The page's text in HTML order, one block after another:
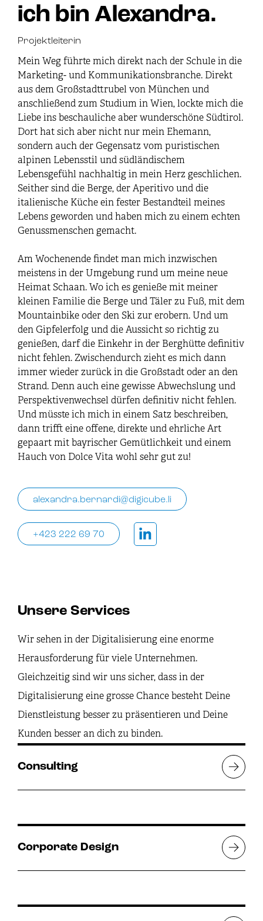
ich bin Alexandra.
Projektleiterin
Mein Weg führte mich direkt nach der Schule in die
Marketing- und Kommunikationsbranche. Direkt
aus dem Großstadttrubel von München und
anschließend zum Studium in Wien, lockte mich die
Liebe ins beschauliche aber wunderschöne Südtirol.
Dort hat sich aber nicht nur mein Ehemann,
sondern auch der Gegensatz vom puristischen
alpinen Lebensstil und südländischem
Lebensgefühl nachhaltig in mein Herz geschlichen.
Seither sind die Berge, der Aperitivo und die
italienische Küche ein fester Bestandteil meines
Lebens geworden und haben mich zu einem echten
Genussmenschen gemacht.
Am Wochenende findet man mich inzwischen
meistens in der Umgebung rund um meine neue
Heimat Schaan. Wo ich es genieße mit meiner
kleinen Familie die Berge und Täler zu Fuß, mit dem
Mountainbike oder den Ski zur erobern. Und um
den Gipfelerfolg und die Aussicht so richtig zu
genießen, darf die Einkehr in der Berghütte definitiv
nicht fehlen. Zwischendurch zieht es mich dann
immer wieder zurück in die Großstadt oder an den
Strand. Denn auch eine gewisse Abwechslung und
Perspektivenwechsel dürfen definitiv nicht fehlen.
Und müsste ich mich in einem Satz beschreiben,
dann trifft eine offene, direkte und ehrliche Art
gepaart mit bayrischer Gemütlichkeit und einem
Hauch von Dolce Vita wohl sehr gut zu!
alexandra.bernardi@digicube.li
+423 222 69 70
Unsere Services
Wir sehen in der Digitalisierung eine enorme
Herausforderung für viele Unternehmen.
Gleichzeitig sind wir uns sicher, dass in der
Digitalisierung eine grosse Chance besteht Deine
Dienstleistung besser zu präsentieren und Deine
Kunden besser an dich zu binden.
Consulting
Corporate Design